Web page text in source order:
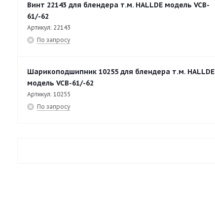
Винт 22143 для блендера т.м. HALLDE модель VCB-
61/-62
Артикул: 22143
По запросу
Шарикоподшипник 10255 для блендера т.м. HALLDE
модель VCB-61/-62
Артикул: 10255
По запросу